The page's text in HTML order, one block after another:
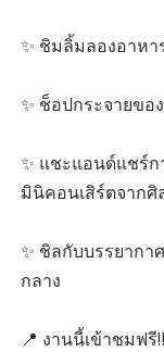
✨️ ชิมลิ้มลองอาหา
✨️ ช็อปกระจายข
✨️ แชะแอนด์แชร์
มินิคอนเสิร์ตจากศิ
✨️ ชิลกับบรรยาก
กลาง
📍 งานนี้เข้าชมฟ